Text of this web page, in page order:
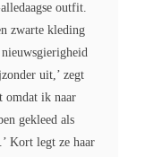
outfit.
zwarte kleding
uit,’ zegt
omdat ik naar
gekleed als
Kort legt ze haar